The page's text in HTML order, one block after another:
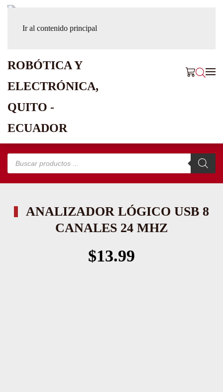
Ir al contenido principal
Búsqueda
productos
ANALIZADOR LÓGICO USB 8
CANALES 24 MHZ
$13.99